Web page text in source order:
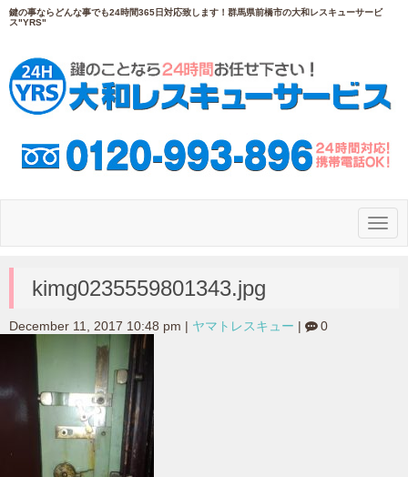
鍵の事ならどんな事でも24時間365日対応致します！群馬県前橋市の大和レスキューサービ
ス"YRS"
N
a
kimg0235559801343.jpg
December 11, 2017 10:48 pm ヤマトレスキュー 0